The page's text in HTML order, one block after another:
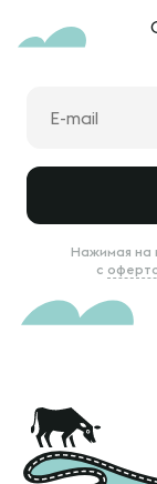
Нажимая на
с